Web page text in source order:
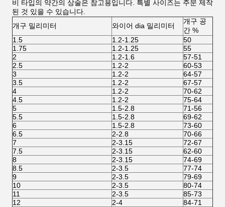
비 타입의 약간의 상술은 참고용입니다. 특별 사이즈는 주문 제작
된 것 있을 수 있습니다.
개구 밀리미터
와이어 dia 밀리미터
개구 공
간 %
1.5
1.2-1.25
50
1.75
1.2-1.25
55
2
1.2-1.6
57-51
2.5
1.2-2
60-53
3
1.2-2
64-57
3.5
1.2-2
67-57
4
1.2-2
70-62
4.5
1.2-2
75-64
5
1.5-2.8
71-56
5.5
1.5-2.8
69-62
6
1.5-2.8
73-60
6.5
2-2.8
70-66
7
2-3.15
72-67
7.5
2-3.15
62-60
8
2-3.15
74-69
8.5
2-3.5
77-74
9
2-3.5
79-69
10
2-3.5
80-74
11
2-3.5
85-73
12
2-4
84-71